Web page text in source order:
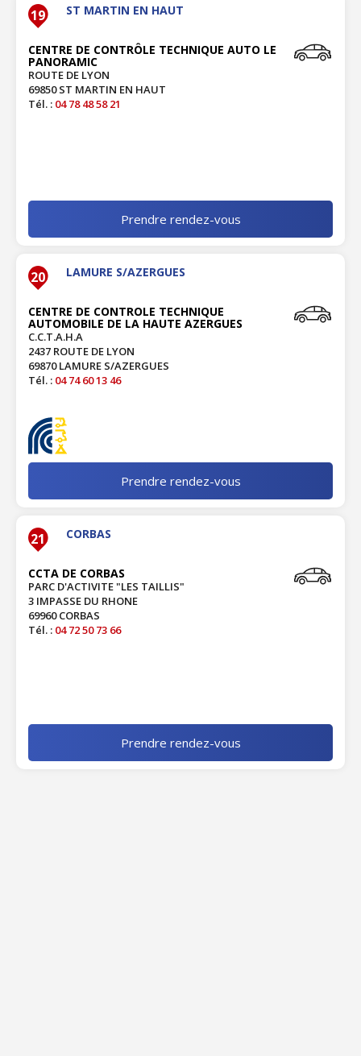
19 ST MARTIN EN HAUT
CENTRE DE CONTRÔLE TECHNIQUE AUTO LE
PANORAMIC
ROUTE DE LYON
69850 ST MARTIN EN HAUT
Tél. : 04 78 48 58 21
Prendre rendez-vous
20 LAMURE S/AZERGUES
CENTRE DE CONTROLE TECHNIQUE
AUTOMOBILE DE LA HAUTE AZERGUES
C.C.T.A.H.A
2437 ROUTE DE LYON
69870 LAMURE S/AZERGUES
Tél. : 04 74 60 13 46
Prendre rendez-vous
21 CORBAS
CCTA DE CORBAS
PARC D'ACTIVITE "LES TAILLIS"
3 IMPASSE DU RHONE
69960 CORBAS
Tél. : 04 72 50 73 66
Prendre rendez-vous